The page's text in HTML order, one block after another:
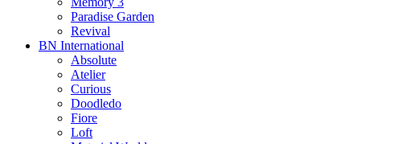
Paradise Garden
Revival
BN International
Absolute
Atelier
Curious
Doodledo
Fiore
Loft